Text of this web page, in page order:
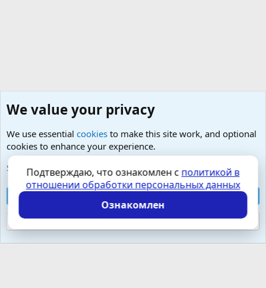
Любые вопросы от Гостей - анонимно
Cookies
Russian (RU)
Условия и правила
Политика конфиденциальности
Помощь
S
S
Локализация отXenForo.Info
We value your privacy
We use essential cookies to make this site work, and optional
cookies to enhance your experience.
See further information and configure your preferences
Reject optional cookies
Подтверждаю, что ознакомлен с политикой в
отношении обработки персональных данных
Ознакомлен